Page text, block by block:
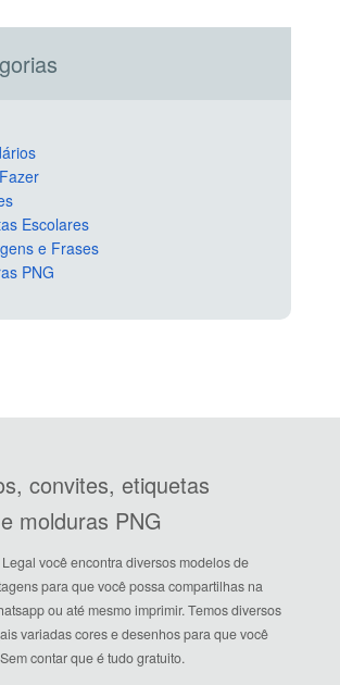
Escolares
e Frases
PNG
convites, etiquetas
molduras PNG
você encontra diversos modelos de
para que você possa compartilhas na
ou até mesmo imprimir. Temos diversos
variadas cores e desenhos para que você
contar que é tudo gratuito.